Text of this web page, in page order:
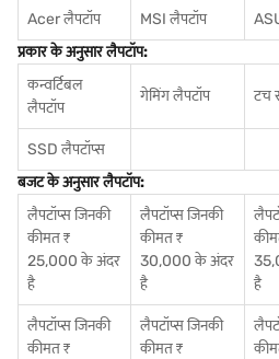
Acer लैपटॉप MSI लैपटॉप
प्रकार के अनुसार लैपटॉप:
कन्वर्टिबल
लैपटॉप
गेमिंग लैपटॉप टच
SSD लैपटॉप्स
बजट के अनुसार लैपटॉप:
लैपटॉप्स जिनकी
कीमत ₹
25,000 के अंदर
है
लैपटॉप्स जिनकी
कीमत ₹
30,000 के अंदर
है
है
लैपटॉप्स जिनकी
कीमत ₹
लैपटॉप्स जिनकी
कीमत ₹